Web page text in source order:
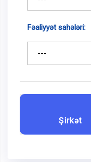
Fəaliyyət sahələri:
Şirkət